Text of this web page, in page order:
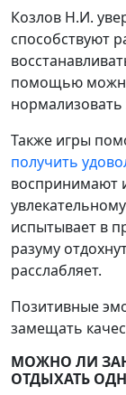
Козлов Н.И.
способствуют
помощью
Также игры
получить
воспринимают
испытывает в
разуму
расслабляет.
Позитивные
замещать
МОЖНО ЛИ
ОТДЫХАТЬ